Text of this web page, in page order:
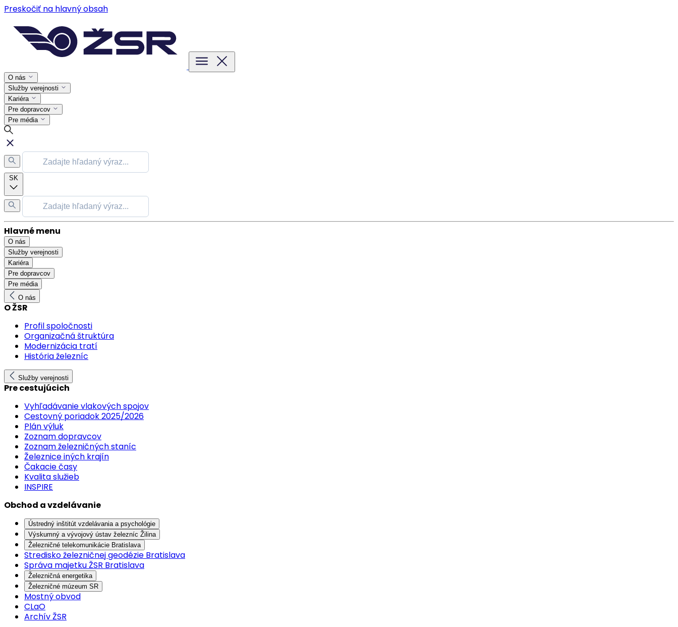
Preskočiť na hlavný obsah
O nás
Služby verejnosti
Kariéra
Pre dopravcov
Pre média
SK
Hlavné menu
O nás
Služby verejnosti
Kariéra
Pre dopravcov
Pre média
O nás
O ŽSR
Profil spoločnosti
Organizačná štruktúra
Modernizácia tratí
História železníc
Služby verejnosti
Pre cestujúcich
Vyhľadávanie vlakových spojov
Cestovný poriadok 2025/2026
Plán výluk
Zoznam dopravcov
Zoznam železničných staníc
Železnice iných krajín
Čakacie časy
Kvalita služieb
INSPIRE
Obchod a vzdelávanie
Ústredný inštitút vzdelávania a psychológie
Výskumný a vývojový ústav železníc Žilina
Železničné telekomunikácie Bratislava
Stredisko železničnej geodézie Bratislava
Správa majetku ŽSR Bratislava
Železničná energetika
Železničné múzeum SR
Mostný obvod
CLaO
Archív ŽSR